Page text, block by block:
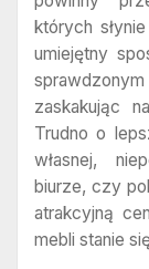
których
umiejętny
zaskakując
Trudno o
własnej,
biurze, czy
atrakcyjną
mebli stanie